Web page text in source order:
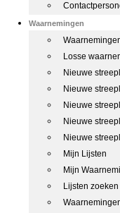
Waarnemingen
Losse
Nieuwe
Nieuwe
Nieuwe
Nieuwe
Nieuwe
Mijn Lijsten
Mijn
Lijsten zoeken